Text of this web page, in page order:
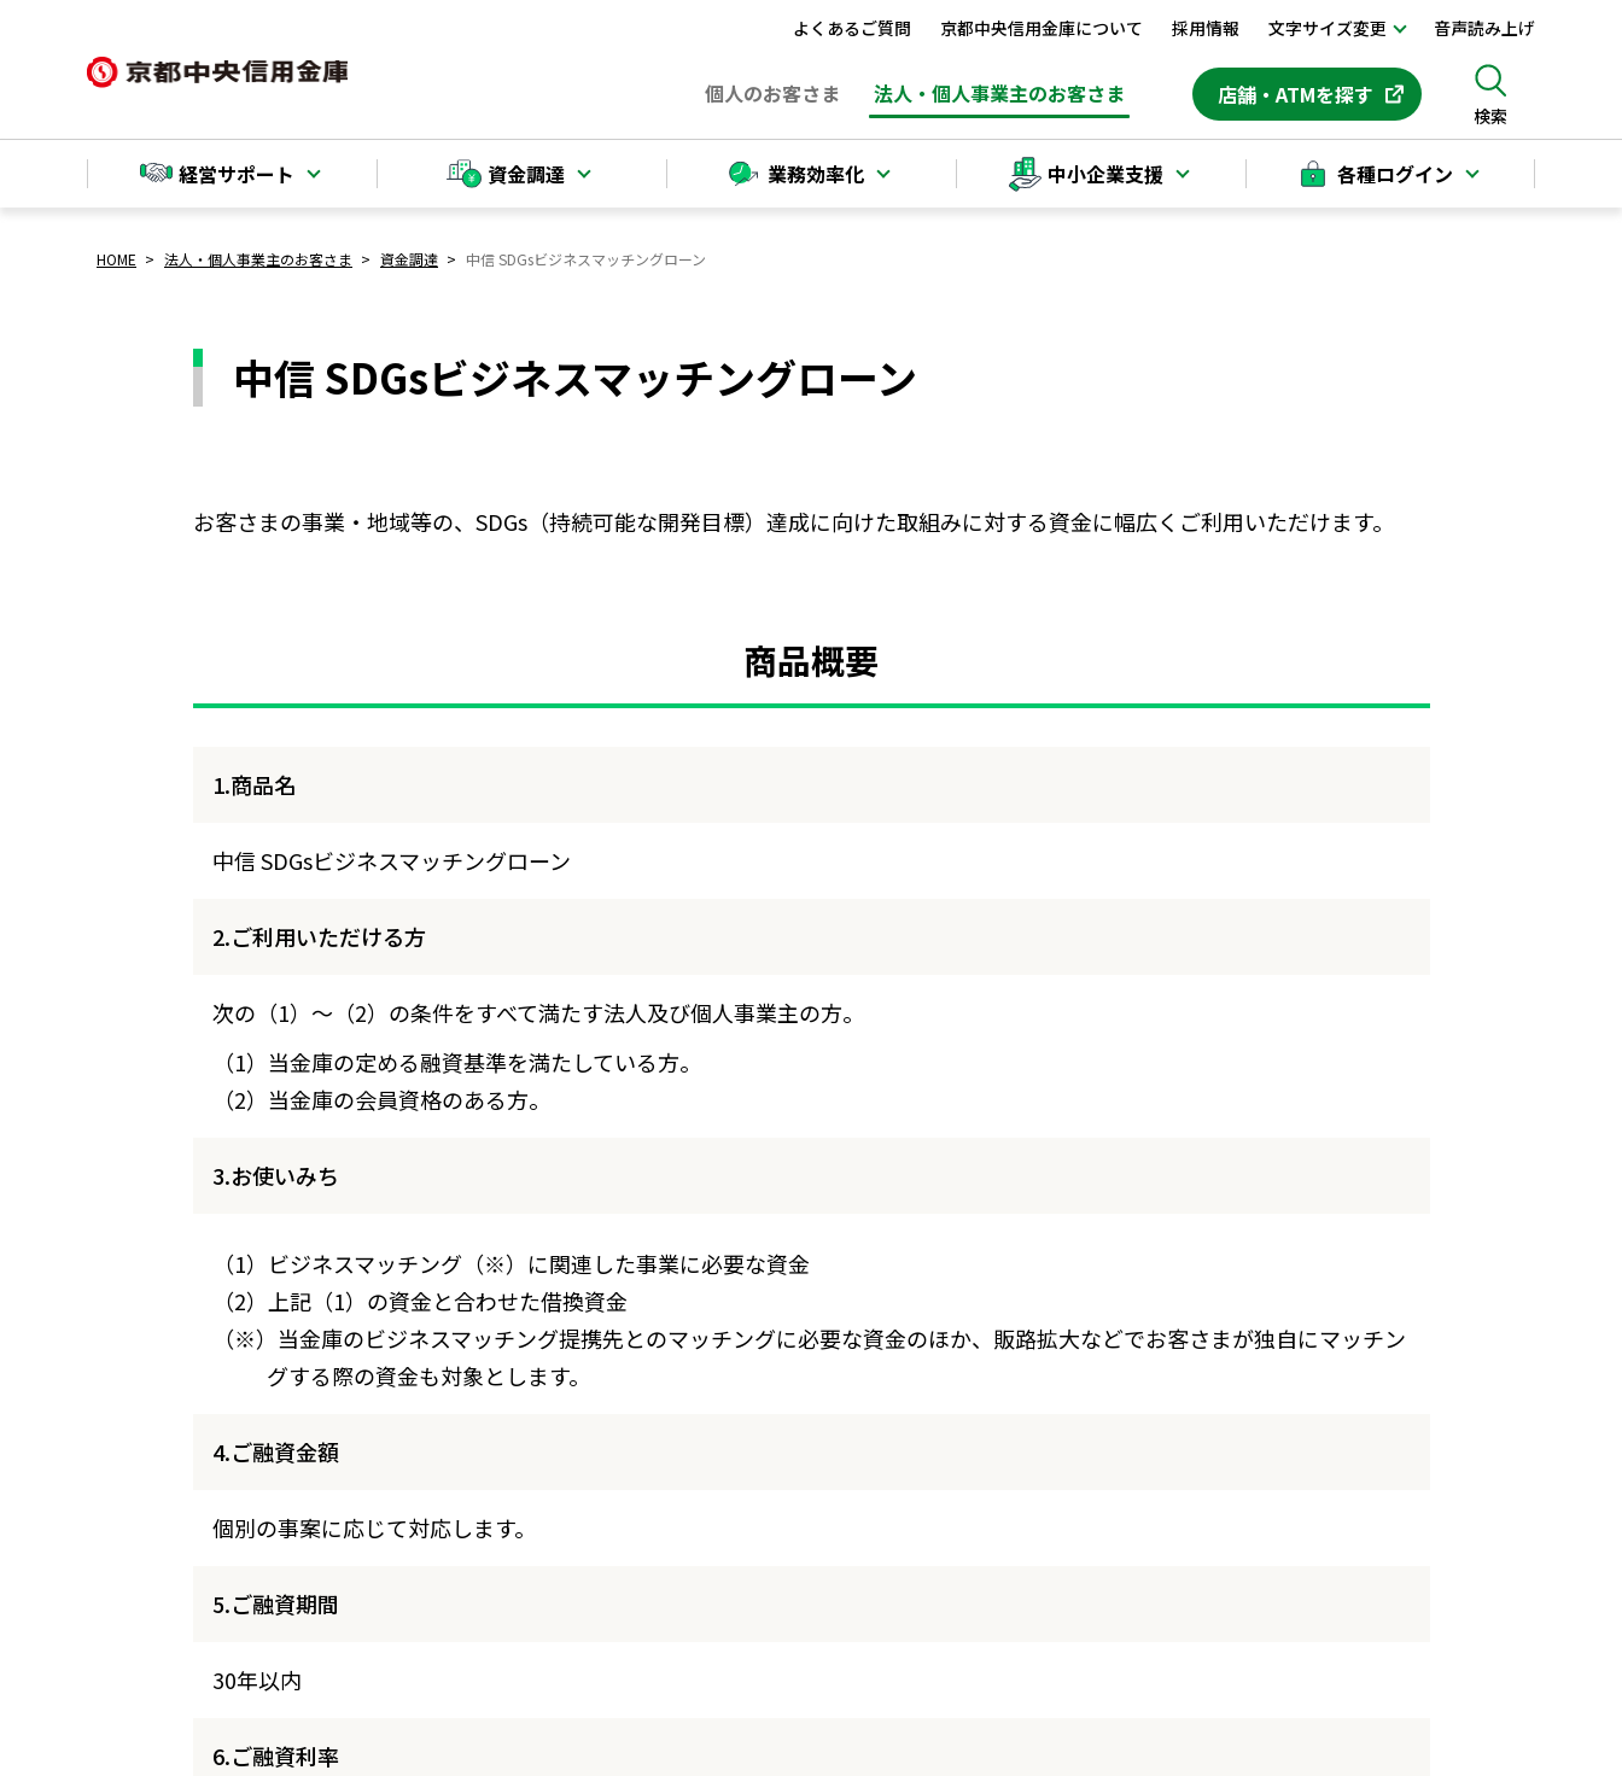
よくあるご質問 京都中央信用金庫について 採用情報 文字サイズ変更 音声読み上げ
個人のお客さま 法人 ・個人事業主のお客さま 店舗・ATMを探す
検索
経営サポート 資金調達 業務効率化 中小企業支援 各種ログイン
HOME 法人・個人事業主のお客さま 資金調達 中信 SDGsビジネスマッチングローン
中信 SDGsビジネスマッチングローン
お客さまの事業・地域等の、SDGs（持続可能な開発目標）達成に向けた取組みに対する資金に幅広くご利用いただけます。
商品概要
1.商品名
中信 SDGsビジネスマッチングローン
2.ご利用いただける方
次の（1）～（2）の条件をすべて満たす法人及び個人事業主の方。
（1）当金庫の定める融資基準を満たしている方。
（2）当金庫の会員資格のある方。
3.お使いみち
（1）ビジネスマッチング（※）に関連した事業に必要な資金
（2）上記（1）の資金と合わせた借換資金
（※）当金庫のビジネスマッチング提携先とのマッチングに必要な資金のほか、販路拡大などでお客さまが独自にマッチン
グする際の資金も対象とします。
4.ご融資金額
個別の事案に応じて対応します。
5.ご融資期間
30年以内
6.ご融資利率